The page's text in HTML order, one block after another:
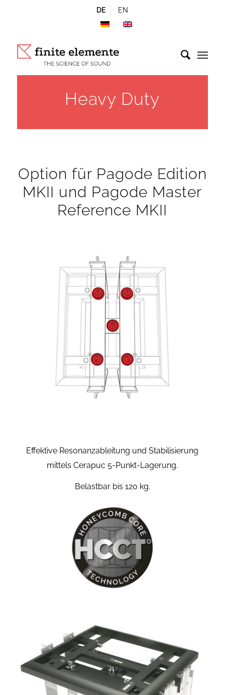
DE EN
Heavy Duty
Option für Pagode Edition
MKII und Pagode Master
Reference MKII
Effektive Resonanzableitung und Stabilisierung
mittels Cerapuc 5-Punkt-Lagerung.
Belastbar bis 120 kg.